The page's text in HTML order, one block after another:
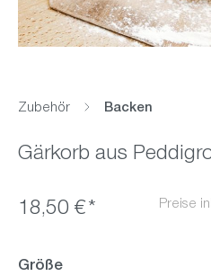
Zubehör Backen
Gärkorb aus
18,50 €* Preise
Größeauswählen